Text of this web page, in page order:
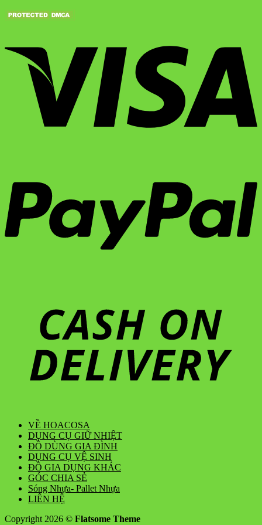
VỀ HOACOSA
DỤNG CỤ GIỮ NHIỆT
ĐỒ DÙNG GIA ĐÌNH
DỤNG CỤ VỆ SINH
ĐỒ GIA DỤNG KHÁC
GÓC CHIA SẺ
Sóng Nhựa- Pallet Nhựa
LIÊN HỆ
Copyright 2026 © Flatsome Theme